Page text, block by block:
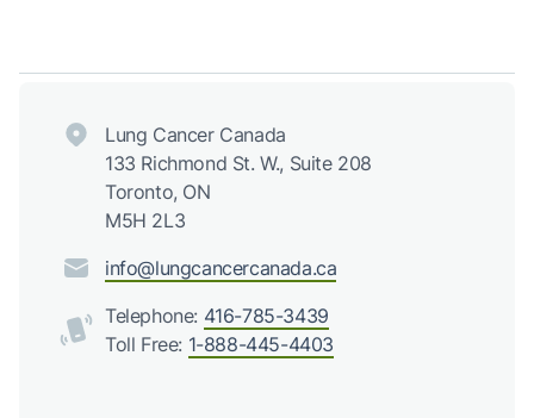
Lung Cancer Canada
133 Richmond St. W., Suite 208
Toronto, ON
M5H 2L3
info@lungcancercanada.ca
Telephone: 416-785-3439
Toll Free: 1-888-445-4403